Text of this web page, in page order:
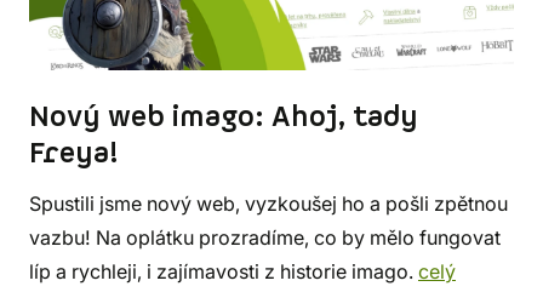
Nový web imago: Ahoj, tady
Freya!
Spustili jsme nový web, vyzkoušej ho a pošli zpětnou
vazbu! Na oplátku prozradíme, co by mělo fungovat
líp a rychleji, i zajímavosti z historie imago. celý